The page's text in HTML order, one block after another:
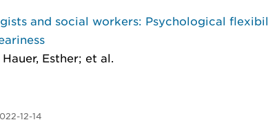
and social workers: Psychological
Esther; et al.
12-14